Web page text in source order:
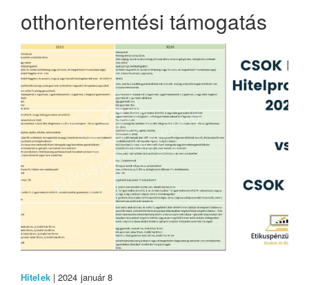
otthonteremtési támogatás
Hitelek| 2024 január 8